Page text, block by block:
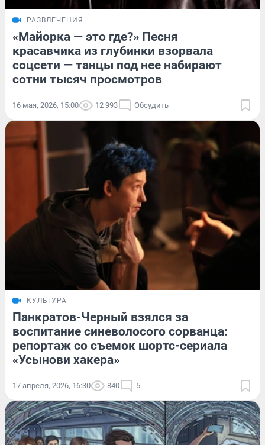
РАЗВЛЕЧЕНИЯ
«Майорка — это где?» Песня
красавчика из глубинки взорвала
соцсети — танцы под нее набирают
сотни тысяч просмотров
16 мая, 2026, 15:00 12 993 Обсудить
КУЛЬТУРА
Панкратов-Черный взялся за
воспитание синеволосого сорванца:
репортаж со съемок шортс-сериала
«Усынови хакера»
17 апреля, 2026, 16:30 840 5